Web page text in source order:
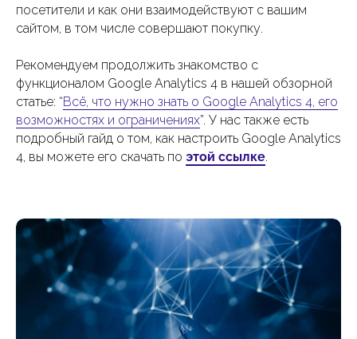
посетители и как они взаимодействуют с вашим
сайтом, в том числе совершают покупку.
Рекомендуем продолжить знакомство с
функционалом Google Analytics 4 в нашей обзорной
статье: “Всё, что нужно знать о Google Analytics 4, его
возможностях и ограничениях”. У нас также есть
подробный гайд о том, как настроить Google Analytics
4, вы можете его скачать по этой ссылке.